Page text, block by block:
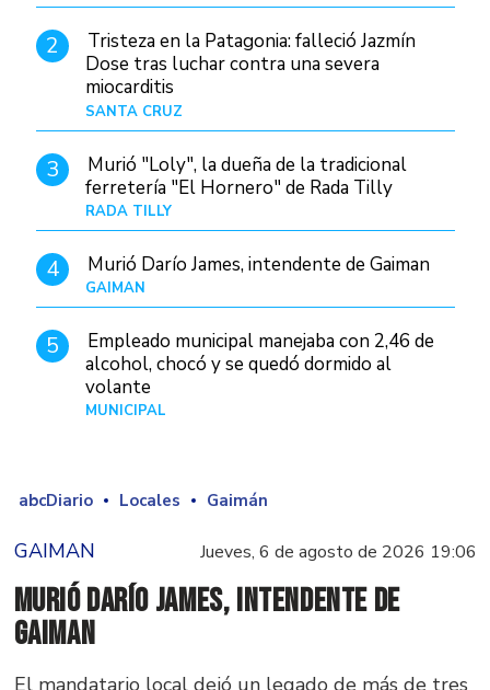
2
Tristeza en la Patagonia: falleció Jazmín
Dose tras luchar contra una severa
miocarditis
SANTA CRUZ
3
Murió "Loly", la dueña de la tradicional
ferretería "El Hornero" de Rada Tilly
RADA TILLY
4 Murió Darío James, intendente de Gaiman
GAIMAN
5
Empleado municipal manejaba con 2,46 de
alcohol, chocó y se quedó dormido al
volante
MUNICIPAL
abcDiario Locales Gaimán
GAIMAN Jueves, 6 de agosto de 2026 19:06
Murió Darío James, intendente de
Gaiman